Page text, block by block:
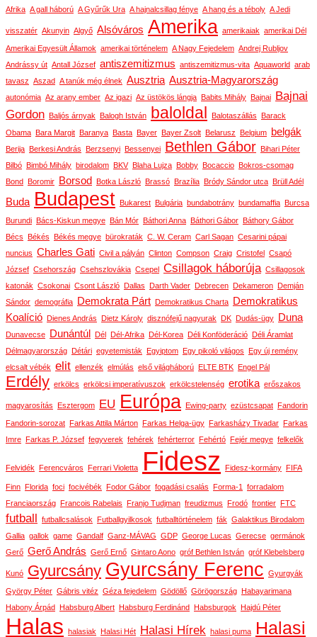
Afrika A gall háború A Gyűrűk Ura A hajnalcsillag fénye A hang és a téboly A Jedi
visszatér Akunyin Algyő Alsóváros Amerika amerikaiak amerikai Dél
Amerikai Egyesült Államok amerikai történelem A Nagy Fejedelem Andrej Rubljov
Andrássy út Antall József antiszemitizmus antiszemitizmus-vita Aquaworld arab
tavasz Aszad A tanúk még élnek Ausztria Ausztria-Magyarország
autonómia Az arany ember Az igazi Az üstökös lángja Babits Mihály Bajnai Bajnai
Gordon Baljós árnyak Balogh István baloldal Balotaszállás Barack
Obama Bara Margit Baranya Basta Bayer Bayer Zsolt Belarusz Belgium belgák
Berija Berkesi András Berzsenyi Bessenyei Bethlen Gábor Bihari Péter
Bilbó Bimbó Mihály birodalom BKV Blaha Lujza Bobby Bocaccio Bokros-csomag
Bond Boromir Borsod Botka László Brassó Brazília Bródy Sándor utca Brüll Adél
Buda Budapest Bukarest Bulgária bundabotrány bundamaffia Burcsa
Burundi Bács-Kiskun megye Bán Mór Báthori Anna Báthori Gábor Báthory Gábor
Bécs Békés Békés megye bürokraták C. W. Ceram Carl Sagan Cesarini pápai
nuncius Charles Gati Civil a pályán Clinton Compson Craig Cristofel Csapó
József Csehország Csehszlovákia Csepel Csillagok háborúja Csillagosok
katonák Csokonai Csont László Dallas Darth Vader Debrecen Dekameron Demján
Sándor demográfia Demokrata Párt Demokratikus Charta
Demokratikus
Koalíció Dienes András Dietz Károly disznófejű nagyurak DK Dudás-ügy Duna
Dunavecse Dunántúl Dél Dél-Afrika Dél-Korea Déli Konföderáció Déli Áramlat
Délmagyarország Détári egyetemisták Egyiptom Egy pikoló világos Egy új remény
elcsalt vébék elit ellenzék elmúlás első világháború ELTE BTK Engel Pál
Erdély erkölcs erkölcsi imperatívuszok erkölcstelenség erotika erőszakos
magyarosítás Esztergom EU Európa Ewing-party ezüstcsapat Fandorin
Fandorin-sorozat Farkas Attila Márton Farkas Helga-ügy Farkasházy Tivadar Farkas
Imre Farkas P. József fegyverek fehérek fehérterror Fehértó Fejér megye felkelők
Felvidék Ferencváros Ferrari Violetta Fidesz Fidesz-kormány FIFA
Finn Florida foci focivébék Fodor Gábor fogadási csalás Forma-1
forradalom
Franciaország Francois Rabelais Franjo Tudjman freudizmus Frodó frontier FTC
futball futballcsalások Futballgyilkosok futballtörténelem fák Galaktikus Birodalom
Gallia gallok game Gandalf Ganz-MÁVAG GDP George Lucas Gerecse germánok
Gerő Gerő András Gerő Ernő Gintaro Aono gróf Bethlen István gróf Klebelsberg
Kunó Gyurcsány Gyurcsány Ferenc Gyurgyák
György Péter Gábris vitéz Géza fejedelem Gödöllő Görögország Habayarimana
Habony Árpád Habsburg Albert Habsburg Ferdinánd Habsburgok Hajdú Péter
Halas halasiak Halasi Hét Halasi Hírek halasi puma Halasi